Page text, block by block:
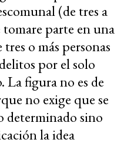
(de tres a
tomare parte en una
o más personas
por el solo
La figura no es de
no exige que se
determinado sino
la idea